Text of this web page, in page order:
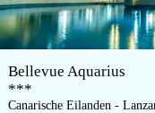
Bellevue Aquarius
***
Canarische Eilanden -